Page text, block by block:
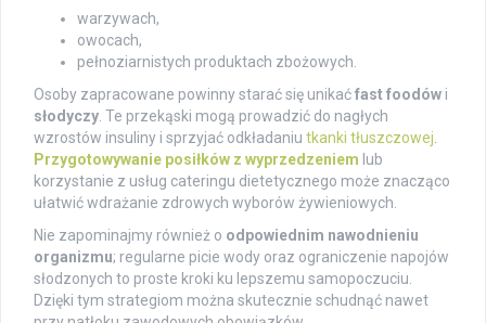
warzywach,
owocach,
pełnoziarnistych produktach zbożowych.
Osoby zapracowane powinny starać się unikaćfast foodów i
słodyczy . Te przekąski mogą prowadzić do nagłych
wzrostów insuliny i sprzyjać odkładaniu tkanki tłuszczowej
Przygotowywanie posiłków z wyprzedzeniem lub
korzystanie z usług cateringu dietetycznego może znacząco
ułatwić wdrażanie zdrowych wyborów żywieniowych.
Nie zapominajmy również o odpowiednim nawodnieniu
organizmu; regularne picie wody oraz ograniczenie napojów
słodzonych to proste kroki ku lepszemu samopoczuciu.
Dzięki tym strategiom można skutecznie schudnąć nawet